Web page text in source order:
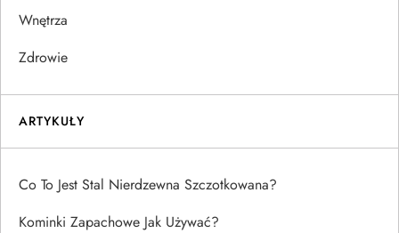
Wnętrza
Zdrowie
ARTYKUŁY
Co To Jest Stal Nierdzewna Szczotkowana?
Kominki Zapachowe Jak Używać?